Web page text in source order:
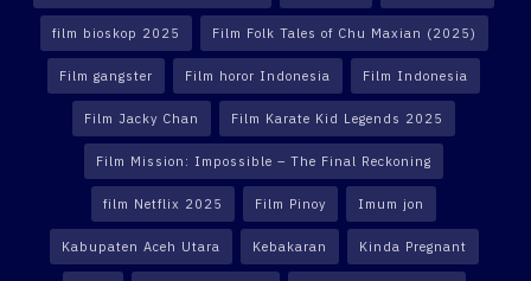
film bioskop 2025 Film Folk Tales of Chu Maxian (2025)
Film gangster Film horor Indonesia Film Indonesia
Film Jacky Chan Film Karate Kid Legends 2025
Film Mission: Impossible – The Final Reckoning
film Netflix 2025 Film Pinoy Imum jon
Kabupaten Aceh Utara Kebakaran Kinda Pregnant